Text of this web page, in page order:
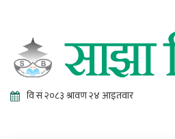
Sajha
Online News Portal